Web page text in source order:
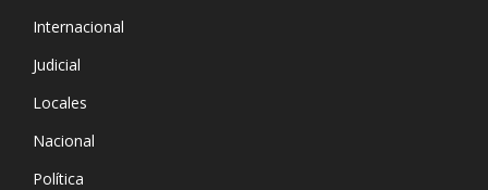
Internacional
Judicial
Locales
Nacional
Política